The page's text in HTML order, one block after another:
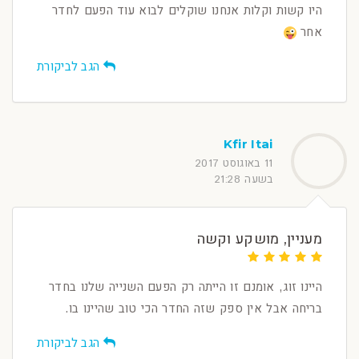
היו קשות וקלות אנחנו שוקלים לבוא עוד הפעם לחדר
אחר
הגב לביקורת
Kfir Itai
11 באוגוסט 2017
בשעה 21:28
מעניין, מושקע וקשה
היינו זוג, אומנם זו הייתה רק הפעם השנייה שלנו בחדר
בריחה אבל אין ספק שזה החדר הכי טוב שהיינו בו.
הגב לביקורת